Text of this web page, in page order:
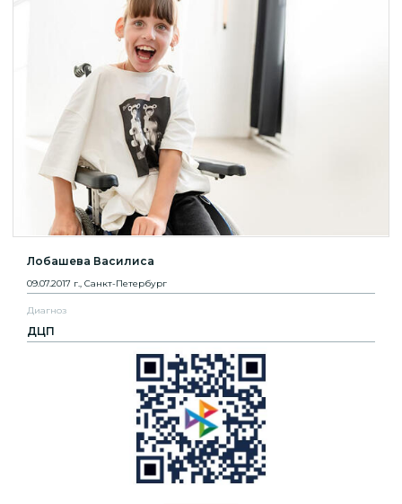
Лобашева Василиса
09.07.2017 г., Санкт-Петербург
Диагноз
ДЦП